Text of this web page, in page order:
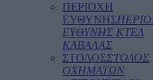
ΠΕΡΙΟΧΗ
ΕΥΘΥΝΗΣ
ΕΥΘΥΝΗΣ ΚΤΕΛ
ΚΑΒΑΛΑΣ
ΣΤΟΛΟΣΣΤΟΛΟΣ
ΟΧΗΜΑΤΩΝ